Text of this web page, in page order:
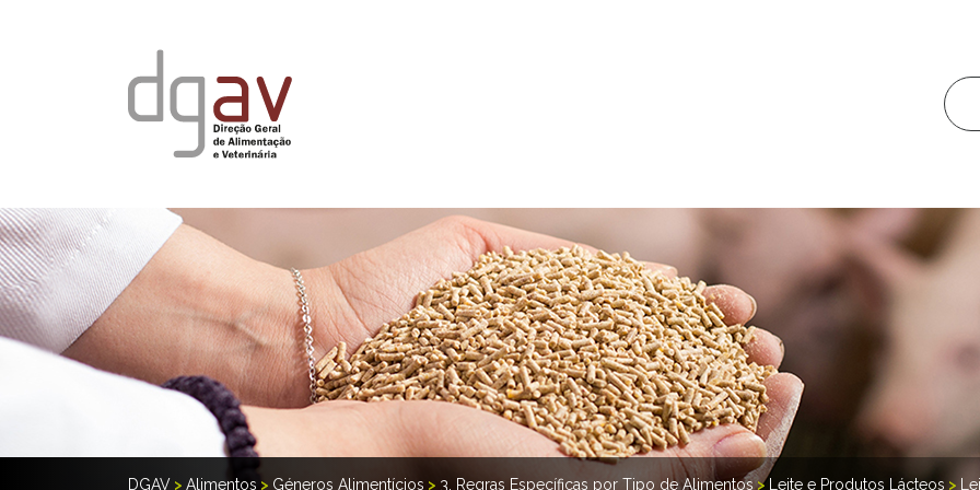
DGAV > Alimentos > Géneros Alimentícios > 3. Regras Específicas por Tipo de Alimentos> Leite e Produtos Lácteos >